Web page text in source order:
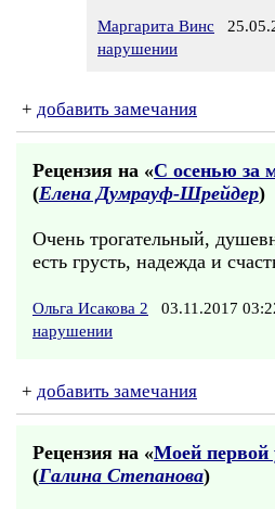
Маргарита Винс
нарушении
+ добавить замечания
Рецензия на «С осенью за
(Елена Думрауф-Шрейдер)
Очень трогательный,
есть грусть, надежда и
Ольга Исакова 2 03.11.2017
нарушении
+ добавить замечания
Рецензия на «Моей первой
(Галина Степанова)